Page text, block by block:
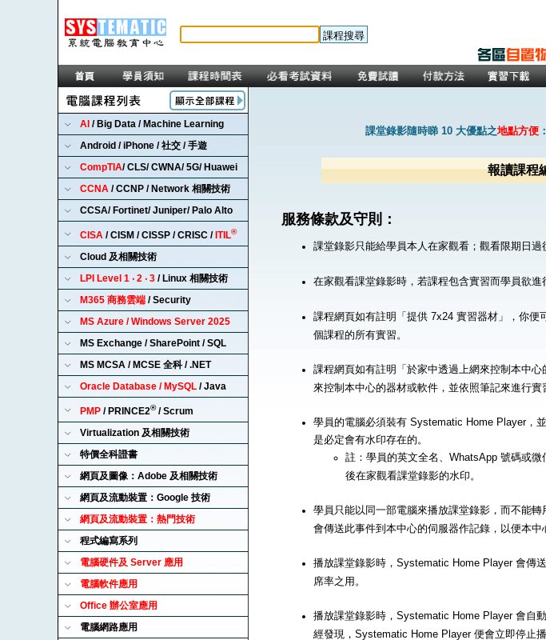
AI / Big Data / Machine Learning
Android / iPhone / 社交 / 手遊
CompTIA/ CLS/ CWNA/ 5G/ Huawei
CCNA / CCNP / Network 相關技術
CCSA/ Fortinet/ Juniper/ Palo Alto
CISA / CISM / CISSP / CRISC / ITIL®
Cloud 及相關技術
LPI Level 1 ‧ 2 ‧ 3 / Linux 相關技術
M365 商務雲端 / Security
MS Azure / Windows Server 2025
MS Exchange / SharePoint / SQL
MS MCSA / MCSE 全科 / .NET
Oracle Database / MySQL / Java
PMP / PRINCE2®/ Scrum
Virtualization 及相關技術
特價全科證書
網頁及圖像：Adobe 及相關技術
網頁及流動裝置：Google 技術
網頁及流動裝置：熱門技術
程式編寫系列
電腦硬件及 Server 應用
電腦軟件應用
Office 辦公室應用
電腦網路應用
課堂錄影隨時睇 10 大優點之地點方便
報讀課程
服務條款及守則：
課堂錄影只能給學員本人在家觀看；觀看限期日過
在家觀看課堂錄影時，若課程包含實習而學員欲進
課程網頁如有註明「提供 7x24 實習器材」，你
個課程的所有實習。
課程網頁如有註明「於家中透過上網來控制本中
來控制本中心的器材或軟件，並依照筆記來進行實
學員的電腦必須裝有 Systematic Home Player，
是必定會有水印存在的。
註：學員的英文全名、WhatsApp 號碼或
後在家觀看課堂錄影的水印。
學員只能以同一部電腦來播放課堂錄影，而不能
會傳送此事件到本中心的伺服器作記錄，以便本中
播放課堂錄影時，Systematic Home Player 會傳
席率之用。
播放課堂錄影時，Systematic Home Player 會自
經發現，Systematic Home Player 便會立即停止